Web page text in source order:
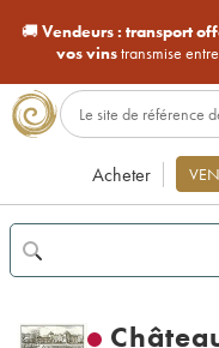
🚚Vendeurs : transport
vos vinstransmise
Acheter